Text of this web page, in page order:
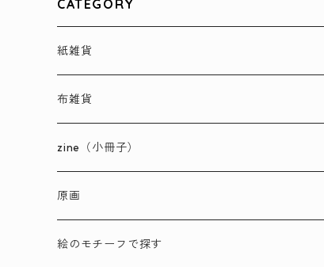
CATEGORY
紙雑貨
ポストカード
メッセージカード
ステッカー
自由紙（A4ペーパー）
布雑貨
ハンカチ
ポーチ
バッグ
zine（小冊子）
原画
絵のモチーフで探す